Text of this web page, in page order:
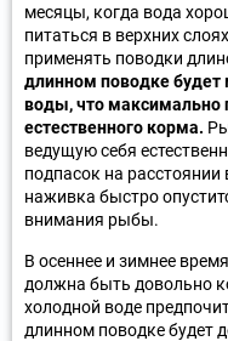
месяцы, когда вода
питаться в верхних
применять поводки
длинном поводке будет
воды, что максимально
естественного корма.
ведущую себя
подпасок на
наживка быстро
внимания рыбы.
В осеннее и зимнее
должна быть довольно
холодной воде
длинном поводке будет